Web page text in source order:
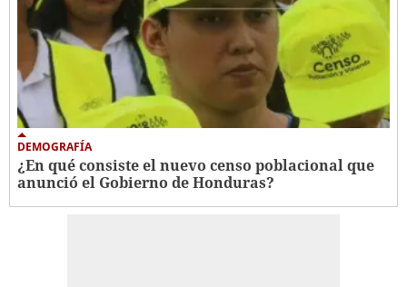
DEMOGRAFÍA
¿En qué consiste el nuevo censo poblacional que
anunció el Gobierno de Honduras?